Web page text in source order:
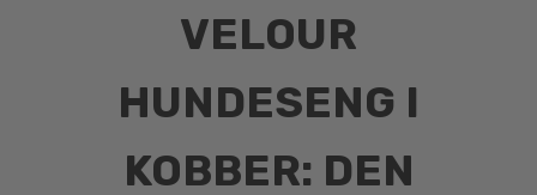
VELOUR
HUNDESENG I
KOBBER: DEN